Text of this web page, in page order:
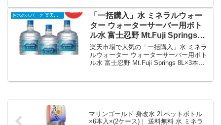
イント還元まとめ
ーバーボトル水を徹底解説。お水のスパ
ーク 楽天市場店から20,520円で販売中
（送料別・ポイント1倍）。実ユーザーレ
ビュー0件・平均評価0の商品情報・購入
方法まとめ。
「一括購入」水 ミネラルウォー
ター ウォーターサーバー用ボト
ル水 富士忍野 Mt.Fuji Springs
8L×3本入り/12セット(36本) バナ
ジウム天然水 軟水 シリカ水 富士
山 忍野 ウォーターサーバーボト
まとめ
楽天市場で人気の「一括購入」水 ミネラ
ルウォーター ウォーターサーバー用ボト
ル水 富士忍野 Mt.Fuji Springs 8L×3本入
0件・平均評価0の商品情報・購入方法ま
とめ。
マリンゴールド 身改水 2Lペットボトル
×6本入×(2ケース)｜ 送料無料 水 ミネラ